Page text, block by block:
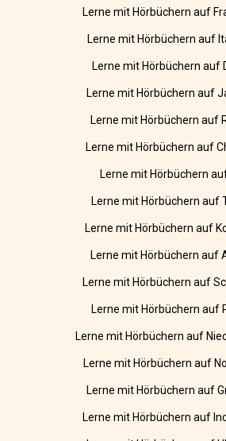
Lerne mit Hörbüchern auf
Lerne mit Hörbüchern auf
Lerne mit Hörbüchern auf
Lerne mit Hörbüchern auf
Lerne mit Hörbüchern auf
Lerne mit Hörbüchern auf
Lerne mit Hörbüchern
Lerne mit Hörbüchern auf
Lerne mit Hörbüchern auf
Lerne mit Hörbüchern auf
Lerne mit Hörbüchern auf
Lerne mit Hörbüchern auf
Lerne mit Hörbüchern auf
Lerne mit Hörbüchern auf
Lerne mit Hörbüchern auf
Lerne mit Hörbüchern auf